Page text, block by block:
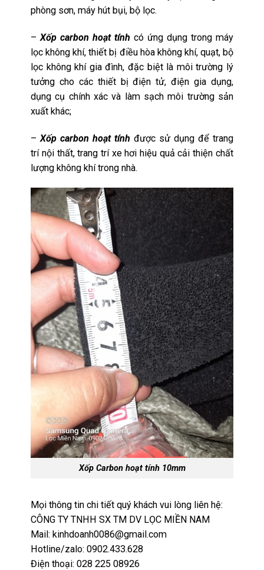
phòng sơn, máy hút bụi, bộ lọc.
–Xốp carbon hoạt tính có ứng dụng trong máy
lọc không khí, thiết bị điều hòa không khí, quạt, bộ
lọc không khí gia đình, đặc biệt là môi trường lý
tưởng cho các thiết bị điện tử, điện gia dụng,
dụng cụ chính xác và làm sạch môi trường sản
xuất khác;
–Xốp carbon hoạt tính được sử dụng để trang
trí nội thất, trang trí xe hơi hiệu quả cải thiện chất
lượng không khí trong nhà.
Xốp Carbon hoạt tính 10mm
Mọi thông tin chi tiết quý khách vui lòng liên hệ:
CÔNG TY TNHH SX TM DV LỌC MIỀN NAM
Mail: kinhdoanh0086@gmail.com
Hotline/zalo: 0902.433.628
Điện thoại: 028 225 08926